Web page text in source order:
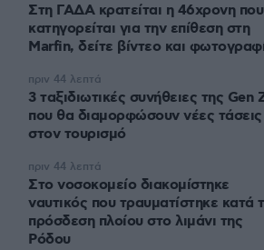
Στη ΓΑΔΑ κρατείται η 46χρονη που
κατηγορείται για την επίθεση στη
Marfin, δείτε βίντεο και
3 ταξιδιωτικές συνήθειες της Gen
που θα διαμορφώσουν νέες τάσεις
στον τουρισμό
πριν 44 λεπτά
Στο νοσοκομείο διακομίστηκε
ναυτικός που τραυματίστηκε κατά
πρόσδεση πλοίου στο λιμάνι της
Ρόδου
πριν 44 λεπτά